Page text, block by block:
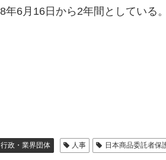
年6月16日から2年間としている。
行政・業界団体 人事 日本商品委託者保